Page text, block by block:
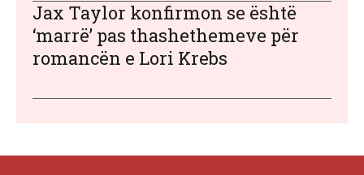
Jax Taylor konfirmon se është
‘marrë’ pas thashethemeve për
romancën e Lori Krebs